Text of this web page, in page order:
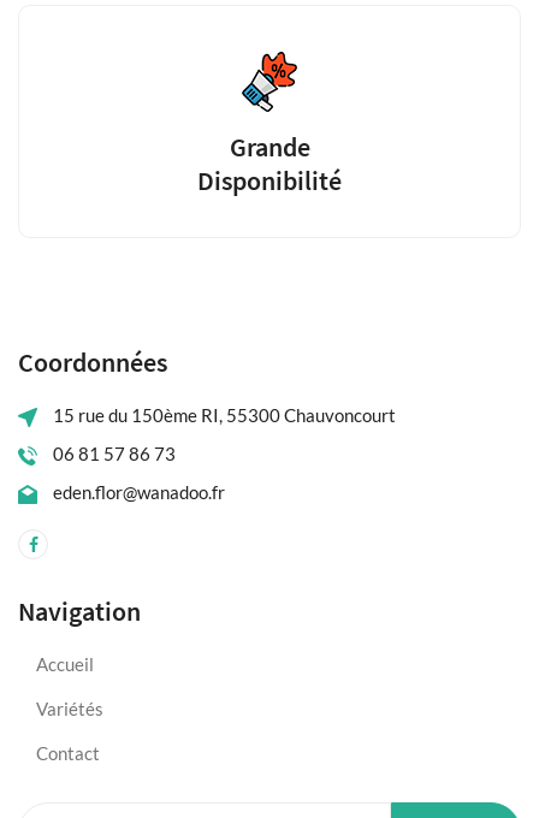
Grande
Disponibilité
Coordonnées
15 rue du 150ème RI, 55300 Chauvoncourt
06 81 57 86 73
eden.flor@wanadoo.fr
Navigation
Accueil
Variétés
Contact